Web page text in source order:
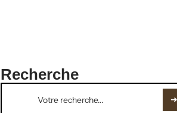
Recherche